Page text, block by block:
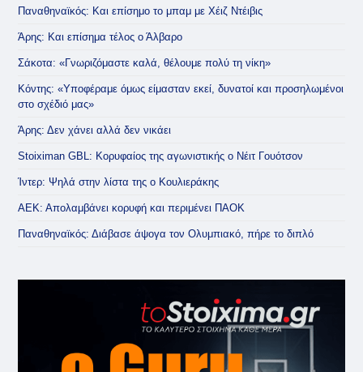
Παναθηναϊκός: Και επίσημο το μπαμ με Χέιζ Ντέιβις
Άρης: Και επίσημα τέλος ο Άλβαρο
Σάκοτα: «Γνωριζόμαστε καλά, θέλουμε πολύ τη νίκη»
Κόντης: «Υποφέραμε όμως είμασταν εκεί, δυνατοί και προσηλωμένοι
στο σχέδιό μας»
Άρης: Δεν χάνει αλλά δεν νικάει
Stoiximan GBL: Κορυφαίος της αγωνιστικής ο Νέιτ Γουότσον
Ίντερ: Ψηλά στην λίστα της ο Κουλιεράκης
ΑΕΚ: Απολαμβάνει κορυφή και περιμένει ΠΑΟΚ
Παναθηναϊκός: Διάβασε άψογα τον Ολυμπιακό, πήρε το διπλό